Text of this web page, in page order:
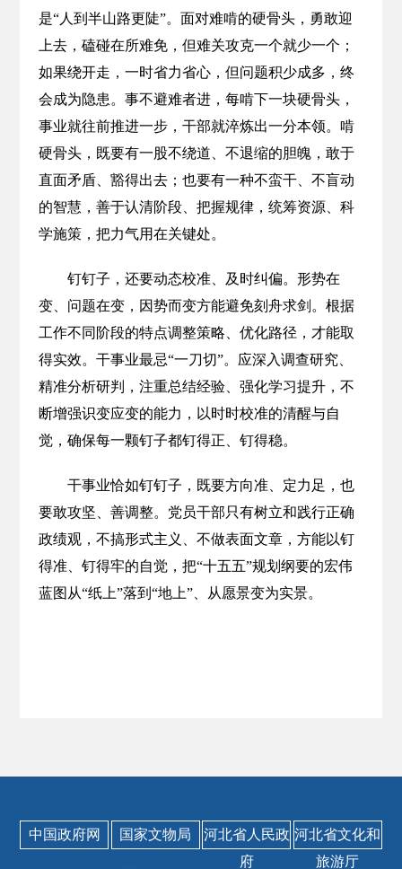
是“人到半山路更陡”。面对难啃的硬骨头，勇敢迎
上去，磕碰在所难免，但难关攻克一个就少一个；
如果绕开走，一时省力省心，但问题积少成多，终
会成为隐患。事不避难者进，每啃下一块硬骨头，
事业就往前推进一步，干部就淬炼出一分本领。啃
硬骨头，既要有一股不绕道、不退缩的胆魄，敢于
直面矛盾、豁得出去；也要有一种不蛮干、不盲动
的智慧，善于认清阶段、把握规律，统筹资源、科
学施策，把力气用在关键处。
钉钉子，还要动态校准、及时纠偏。形势在
变、问题在变，因势而变方能避免刻舟求剑。根据
工作不同阶段的特点调整策略、优化路径，才能取
得实效。干事业最忌“一刀切”。应深入调查研究、
精准分析研判，注重总结经验、强化学习提升，不
断增强识变应变的能力，以时时校准的清醒与自
觉，确保每一颗钉子都钉得正、钉得稳。
干事业恰如钉钉子，既要方向准、定力足，也
要敢攻坚、善调整。党员干部只有树立和践行正确
政绩观，不搞形式主义、不做表面文章，方能以钉
得准、钉得牢的自觉，把“十五五”规划纲要的宏伟
蓝图从“纸上”落到“地上”、从愿景变为实景。
中国政府网 国家文物局
河北省人民政
府
河北省文化和
旅游厅